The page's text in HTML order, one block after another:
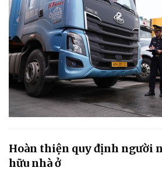
Hoàn thiện quy định người
hữu nhà ở